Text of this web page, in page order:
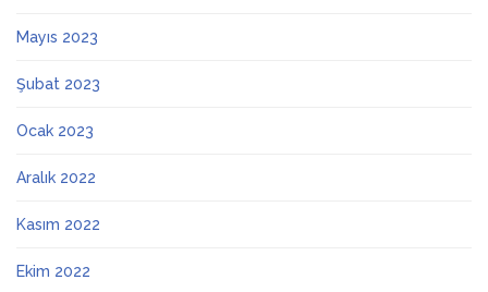
Mayıs 2023
Şubat 2023
Ocak 2023
Aralık 2022
Kasım 2022
Ekim 2022